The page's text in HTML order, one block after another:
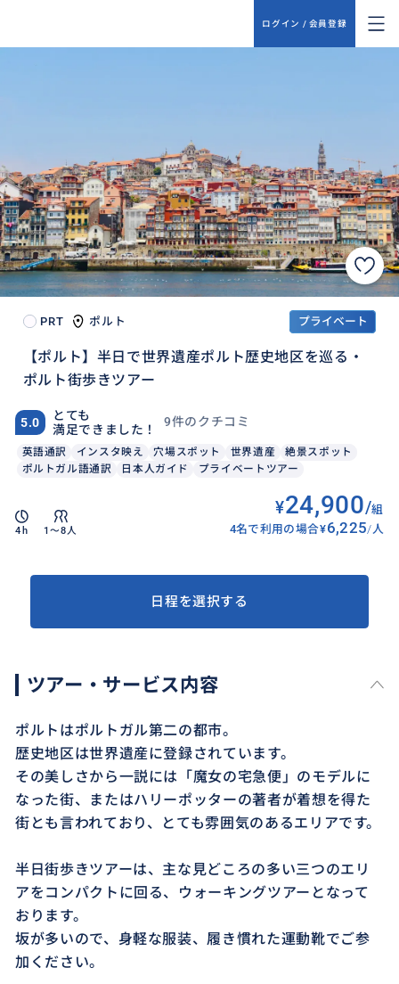
ログイン / 会員登録
PRT ポルト プライベート
【ポルト】半日で世界遺産ポルト歴史地区を巡る・
ポルト街歩きツアー
5.0
とても
満足できました！
9件のクチコミ
英語通訳 インスタ映え 穴場スポット 世界遺産
絶景スポット
ポルトガル語通訳
日本人ガイド プライベートツアー
4h 1〜8人
¥24,900/組
4名で利用の場合¥6,225/人
日程を選択する
ツアー・サービス内容
ポルトはポルトガル第二の都市。
歴史地区は世界遺産に登録されています。
その美しさから一説には「魔女の宅急便」のモデルに
なった街、またはハリーポッターの著者が着想を得た
街とも言われており、とても雰囲気のあるエリアです。
半日街歩きツアーは、主な見どころの多い三つのエリ
アをコンパクトに回る、ウォーキングツアーとなって
おります。
坂が多いので、身軽な服装、履き慣れた運動靴でご参
加ください。